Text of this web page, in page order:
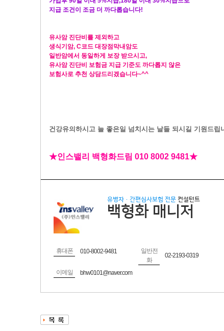
지급 조건이 조금 더 까다롭습니다!
유사암 진단비를 제외하고
생식기암, C코드 대장점막내암도
일반암에서 동일하게 보장 받으시고,
유사암 진단비 보험금 지급 기준도 까다롭지 않은
보험사로 추천 상담드리겠습니다~^^
건강유의하시고 늘 좋은일 넘치시는 날들 되시길 기원드립
★인스밸리 백형화드림 010 8002 9481★
유병자·간편심사보험 전문 컨설턴트
백형화 매니저
휴대폰 010-8002-9481
일반전
화
02-2193-0319
이메일 bhw0101@naver.com